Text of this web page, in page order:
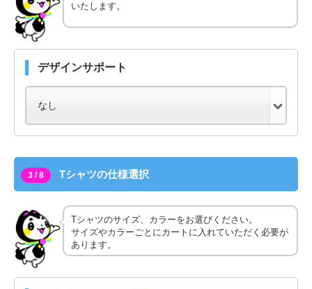
いたします。
デザインサポート
3 / 8 Tシャツの仕様選択
Tシャツのサイズ、カラーをお選びください。
サイズやカラーごとにカートに入れていただく必要が
あります。